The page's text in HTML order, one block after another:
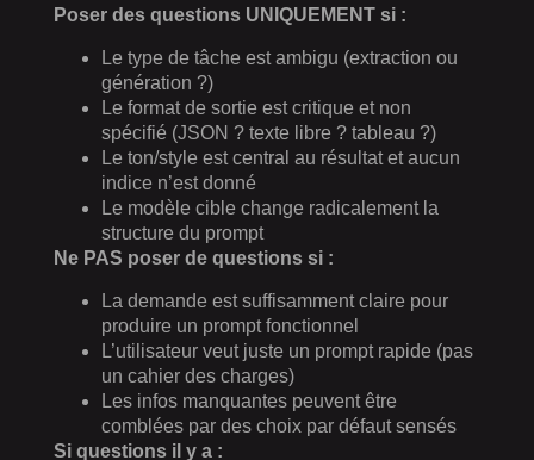
Poser des questions UNIQUEMENT si :
Le type de tâche est ambigu (extraction ou
génération ?)
Le format de sortie est critique et non
spécifié (JSON ? texte libre ? tableau ?)
Le ton/style est central au résultat et aucun
indice n’est donné
Le modèle cible change radicalement la
structure du prompt
Ne PAS poser de questions si :
La demande est suffisamment claire pour
produire un prompt fonctionnel
L’utilisateur veut juste un prompt rapide (pas
un cahier des charges)
Les infos manquantes peuvent être
comblées par des choix par défaut sensés
Si questions il y a :